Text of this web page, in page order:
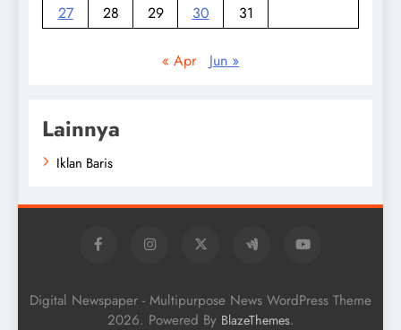
27
28 29 30 31
« Apr Jun »
Lainnya
Iklan Baris
Digital Newspaper - Multipurpose News WordPress Theme
2026. Powered By BlazeThemes.